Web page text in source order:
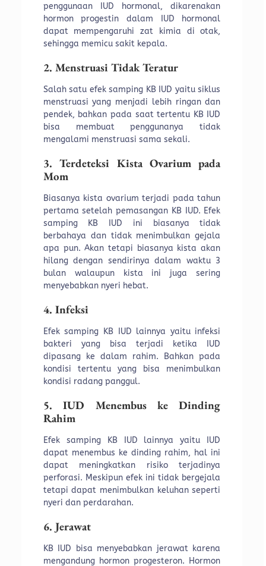
penggunaan IUD hormonal, dikarenakan
hormon progestin dalam IUD hormonal
dapat mempengaruhi zat kimia di otak,
sehingga memicu sakit kepala.
2. Menstruasi Tidak Teratur
Salah satu efek samping KB IUD yaitu siklus
menstruasi yang menjadi lebih ringan dan
pendek, bahkan pada saat tertentu KB IUD
bisa membuat penggunanya tidak
mengalami menstruasi sama sekali.
3. Terdeteksi Kista Ovarium pada
Mom
Biasanya kista ovarium terjadi pada tahun
pertama setelah pemasangan KB IUD. Efek
samping KB IUD ini biasanya tidak
berbahaya dan tidak menimbulkan gejala
apa pun. Akan tetapi biasanya kista akan
hilang dengan sendirinya dalam waktu 3
bulan walaupun kista ini juga sering
menyebabkan nyeri hebat.
4. Infeksi
Efek samping KB IUD lainnya yaitu infeksi
bakteri yang bisa terjadi ketika IUD
dipasang ke dalam rahim. Bahkan pada
kondisi tertentu yang bisa menimbulkan
kondisi radang panggul.
5. IUD Menembus ke Dinding
Rahim
Efek samping KB IUD lainnya yaitu IUD
dapat menembus ke dinding rahim, hal ini
dapat meningkatkan risiko terjadinya
perforasi. Meskipun efek ini tidak bergejala
tetapi dapat menimbulkan keluhan seperti
nyeri dan perdarahan.
6. Jerawat
KB IUD bisa menyebabkan jerawat karena
mengandung hormon progesteron. Hormon